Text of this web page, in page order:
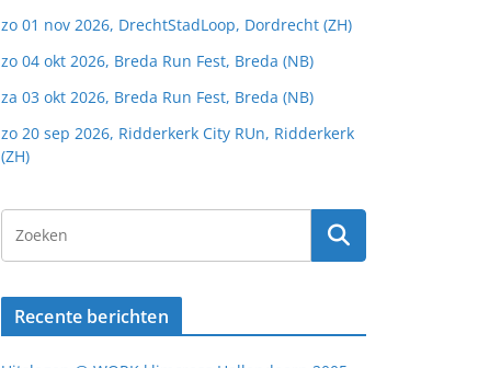
zo 01 nov 2026, DrechtStadLoop, Dordrecht (ZH)
zo 04 okt 2026, Breda Run Fest, Breda (NB)
za 03 okt 2026, Breda Run Fest, Breda (NB)
zo 20 sep 2026, Ridderkerk City RUn, Ridderkerk
(ZH)
Recente berichten